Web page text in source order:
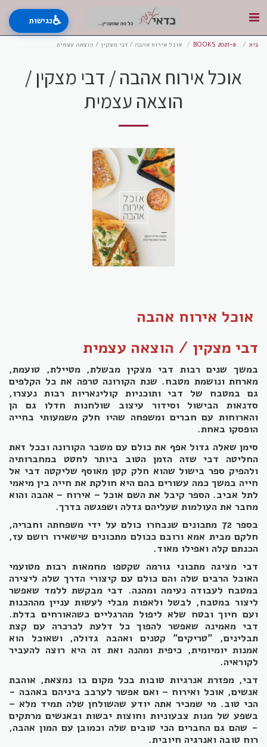
בית אוכל אירוח אהבה / דבי מצקין / הוצאה עצמית
אוכל אירוח אהבה / דבי מצקין /
הוצאה עצמית
אוכל אירוח אהבה
דבי מצקין / הוצאה עצמית
במשך שנים רבות דבי מצקין מבשלת, מטיילת, טועמת,
מארחת ונושמת מטבח. שנת הקורונה טרפה את כל הקלפים
גם במטבח של דבי ותוכניות קולינאריות רבות נעצרו,
סדנאות הבישול וסידור עיצוב שולחנות חדלו גם הן
והארוחות עם חברים ומשפחה שהיו חלק משמעותי בחייה
הופסקו באחת.
סימן שאלה גדול אפף את כולם עם משבר הקורונה ובכל זאת
החליטה דבי שזה הזמן הטוב ביותר לחטט במחברותיה
ולהפיק ספר בישול שהוא חלק קטן מאוסף שליקטה דבי אל
חייה במשך כמה עשורים בהם היא חולקת את חייה בין מיאמי
לתל אביב. הספר קיבל את השם אוכל – אירוח – אהבה והוא
מחבר את העולמות שעליהם גדלה ושפגשה בדרך.
בספר 72 מתכונים שנבחרו כולם על ידי משפחתה וחבריה,
חלקם מבית אמא ורובם ככולם מתכונים שישאירו רושם עז,
הכנתם קלה ואפילו מאוד.
דבי מציגה מתכוני גורמה שקטפו מחמאות רבות מטועמי
האוכל הרבים שלה והם כולם עם קיצורי הדרך שלה ליצירה
במטבח לעבודה נעימה ומהנה. דבי מבקשת ללמד שאפשר
ליצור במטבח, לבשל ולאפות מבלי לעשות עניין מההכנות
ועם חיוך ובטח שלא ליפול מהרגליים כשהאורחים בדלת.
דבי מאמינה שאפשר להפוך כל דלעת לכרכרה עם קצת
תבלינים, "טריקים" קטנים ואהבה גדולה, ושאוכל הוא
אמנות יומיומית, כיפית ומהנה ואת זה היא רוצה להעביר
לקוראיה.
דבי, מפזרת אנרגיות טובות בכל מקום בו נמצאת, אוהבת
אנשים, אוכל ואירוח – ואם אפשר לערבב ביניהם באהבה -
הכי טוב. מי שמכיר אתה יודע שהשולחן שלה תמיד מלא –
בשפע של מנות צבעוניות וחוצות יבשות ובאנשים מרתקים
- שהם גם החברים הכי טובים שלה וכמובן עם המון אהבה,
רוח טובה ואנרגיה חיובית.
♿נגישות